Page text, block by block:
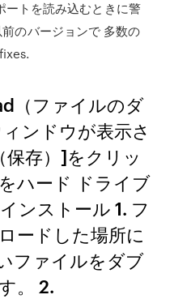
トを読み込むときに警
のバージョンで 多数の
（ファイルのダ
ンドウが表示さ
存）]をクリッ
ハード ドライブ
ンストール 1. フ
ードした場所に
ファイルをダブ
。 2.